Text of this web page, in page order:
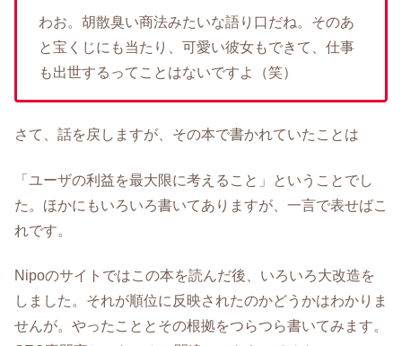
わお。胡散臭い商法みたいな語り口だね。そのあ
と宝くじにも当たり、可愛い彼女もできて、仕事
も出世するってことはないですよ（笑）
さて、話を戻しますが、その本で書かれていたことは
「ユーザの利益を最大限に考えること」ということでし
た。ほかにもいろいろ書いてありますが、一言で表せばこ
れです。
Nipoのサイトではこの本を読んだ後、いろいろ大改造を
しました。それが順位に反映されたのかどうかはわかりま
せんが。やったこととその根拠をつらつら書いてみます。